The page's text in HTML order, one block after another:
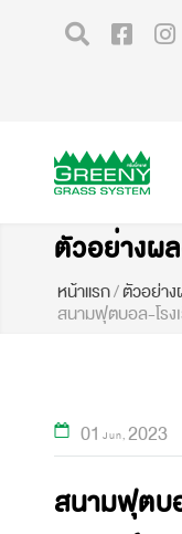
ตัวอย่างผ
หน้าแรก/ตัวอย่า
สนามฟุตบอล-โรง
01 Jun 2023
สนามฟุตบ